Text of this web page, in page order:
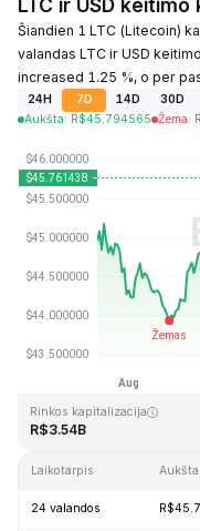
Šiandien 1 LTC (Litecoin)
valandas LTC ir USD
increased 1.25 %, o per
24H 7D 14D 30D
Aukšta: R$45.794565 Žema:
Paskutinį kartą atnaujinta:
Aukščiausia visų laikų kaina
Rinkos kapitalizacija
R$3.54B
Laikotarpis Aukšta
24 valandos